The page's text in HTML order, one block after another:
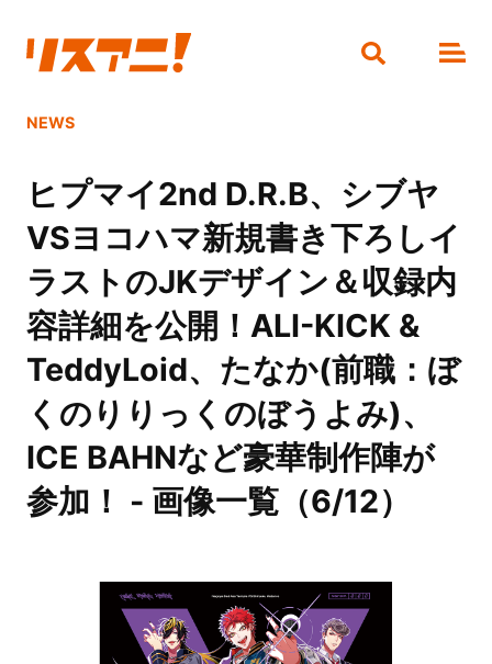
NEWS
ヒプマイ2nd D.R.B、シブヤ
VSヨコハマ新規書き下ろしイ
ラストのJKデザイン＆収録内
容詳細を公開！ALI-KICK &
TeddyLoid、たなか(前職：ぼ
くのりりっくのぼうよみ)、
ICE BAHNなど豪華制作陣が
参加！ - 画像一覧（6/12）